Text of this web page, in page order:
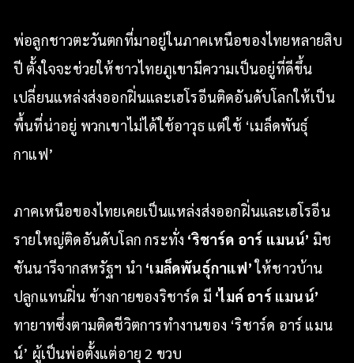
พ่อลูกชาวตะวันตกที่มาอยู่ในภาคเหนือของไทยหลายสิบ
ปี ตั้งใจจะช่วยให้ชาวไทยภูเขามีความเป็นอยู่ที่ดีขึ้น
เปลี่ยนแหล่งส่งออกฝิ่นและเฮโรอีนติดอันดับโลกให้เป็น
พื้นที่น่าอยู่ พวกเขาไม่ได้ใช้อาวุธ แต่ใช้ ‘เมล็ดพันธุ์
กาแฟ’
ภาคเหนือของไทยเคยเป็นแหล่งส่งออกฝิ่นและเฮโรอีน
รายใหญ่ติดอันดับโลก กระทั่ง ‘ริชาร์ด อาร์ แมนน์’ มิช
ชันนารีจากสหรัฐฯ นำ ‘เมล็ดพันธุ์กาแฟ’ให้ชาวบ้าน
ปลูกแทนฝิ่น ข้างกายของริชาร์ด มี ‘ไมค์ อาร์ แมนน์’
ทายาทซึ่งตามติดชีวิตการทำงานของ ‘ริชาร์ด อาร์ แมน
น์’ ผู้เป็นพ่อตั้งแต่อายุ 2 ขวบ